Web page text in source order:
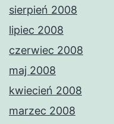
sierpień 2008
lipiec 2008
czerwiec 2008
maj 2008
kwiecień 2008
marzec 2008